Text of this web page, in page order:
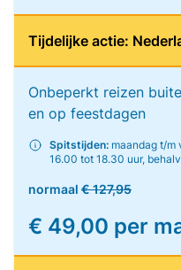
Tijdelijke actie:
Onbeperkt reizen
en op feestdagen
Spitstijden: maandag t/m
16.00 tot 18.30 uur,
normaal € 127,95
€ 49,00 per